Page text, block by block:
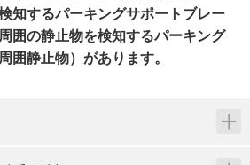
知するパーキングサポートブレー
囲の静止物を検知するパーキング
囲静止物）があります。